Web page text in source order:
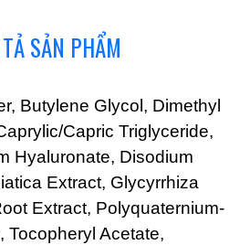
SẢN PHẨM
Butylene Glycol, Dimethyl
Capric Triglyceride,
Hyaluronate, Disodium
Extract, Glycyrrhiza
Extract, Polyquaternium-
Tocopheryl Acetate,